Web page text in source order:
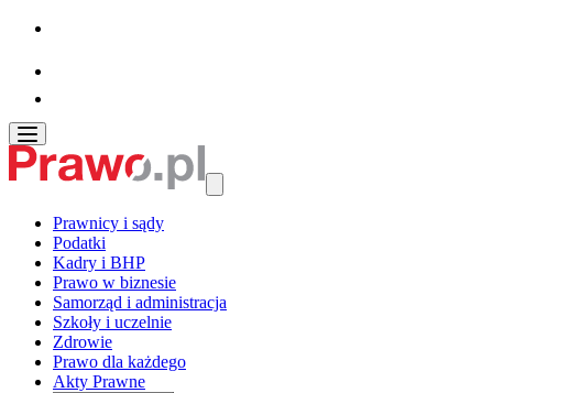
Prawnicy i sądy
Podatki
Kadry i BHP
Prawo w biznesie
Samorząd i administracja
Szkoły i uczelnie
Zdrowie
Prawo dla każdego
Akty Prawne